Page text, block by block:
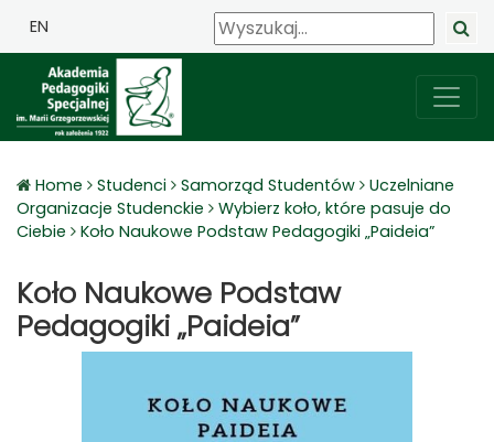
EN
Home Studenci Samorząd Studentów
Uczelniane
Organizacje Studenckie
Wybierz koło, które pasuje do
Ciebie
Koło Naukowe Podstaw Pedagogiki „Paideia”
Koło Naukowe Podstaw
Pedagogiki „Paideia”